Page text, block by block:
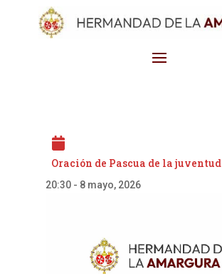
Oración de Pascua de la juventud
20:30- 8 mayo, 2026